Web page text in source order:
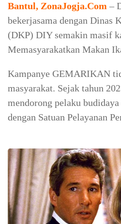
Bantul, ZonaJogja.Com –
bekerjasama dengan Dinas
(DKP) DIY semakin masif
Memasyarakatkan Makan
Kampanye GEMARIKAN
masyarakat. Sejak tahun
mendorong pelaku
dengan Satuan Pelayanan